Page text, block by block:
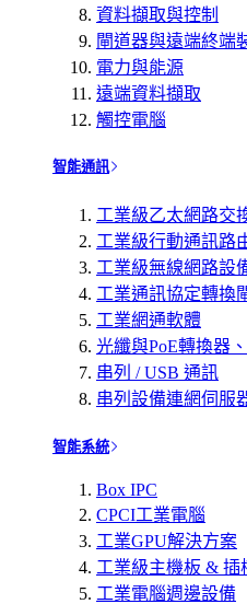
資料擷取與控制
閘道器與遠端終端
電力與能源
遠端資料擷取
觸控電腦
智能通訊
工業級乙太網路交
工業級行動通訊路
工業級無線網路設
工業通訊協定轉換
工業網通軟體
光纖與PoE轉換器
串列 / USB 通訊
串列設備連網伺服
智能系統
Box IPC
CPCI工業電腦
工業GPU解決方案
工業級主機板 & 插
工業電腦週邊設備